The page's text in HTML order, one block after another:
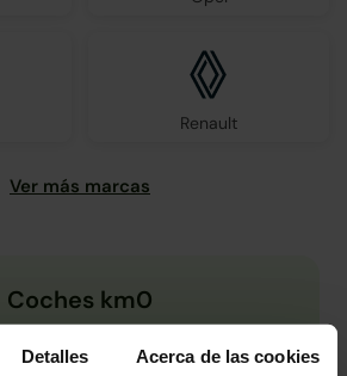
Detalles Acerca de las cookies
Renault
Coches km0